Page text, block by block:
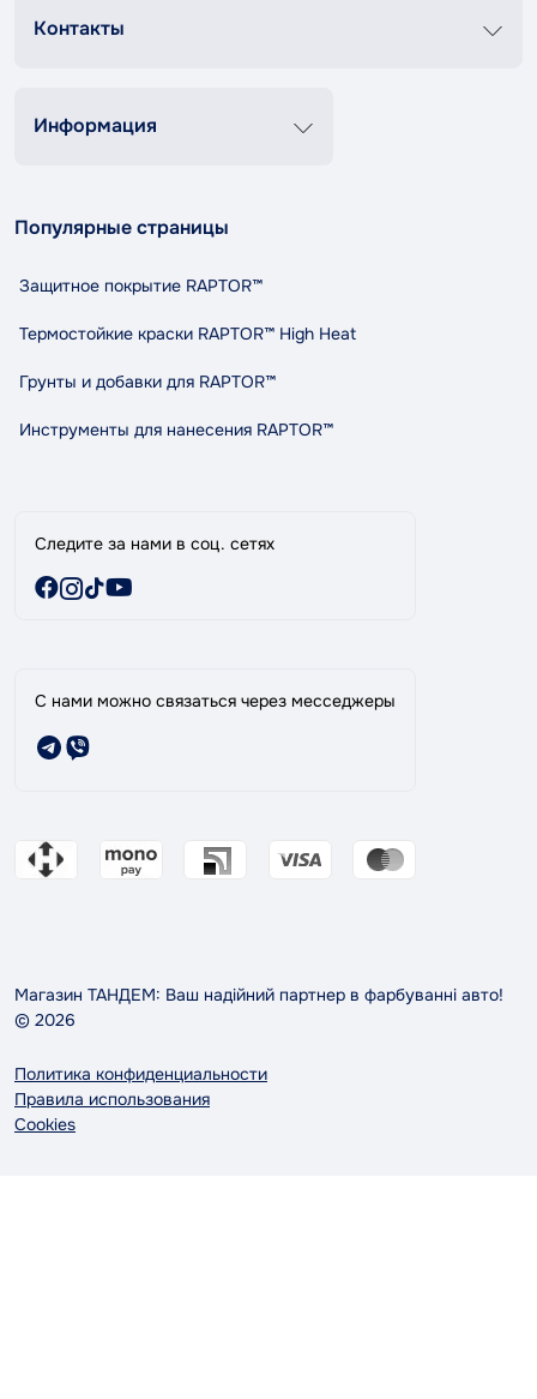
Контакты
Сб-Вс 9:00-18:00
Информация
Доставка и оплата
Политика конфиденциальности
Правила и условия пользования
Индикативный расход RAPTOR
Бренды
Популярные страницы
Защитное покрытие RAPTOR™
Термостойкие краски RAPTOR™ High Heat
Грунты и добавки для RAPTOR™
Инструменты для нанесения RAPTOR™
Следите за нами в соц. сетях
С нами можно связаться через месседжеры
Магазин ТАНДЕМ: Ваш надійний партнер в фарбуванні авто!
© 2026
Политика конфиденциальности
Правила использования
Cookies